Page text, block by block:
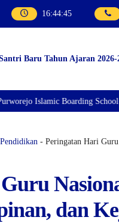
16:44:47
Baru Tahun Ajaran 2026-
School 3 Tahun Hafal Al-
Pendidikan- Peringatan Hari Guru
dan